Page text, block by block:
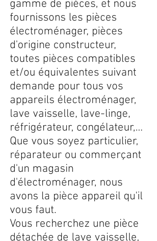
gamme de pièces, et nous
fournissons les pièces
électroménager, pièces
d'origine constructeur,
toutes pièces compatibles
et/ou équivalentes suivant
demande pour tous vos
appareils électroménager,
lave vaisselle, lave-linge,
réfrigérateur, congélateur,...
Que vous soyez particulier,
réparateur ou commerçant
d'un magasin
d'électroménager, nous
avons la pièce appareil qu'il
vous faut.
Vous recherchez une pièce
détachée de lave vaisselle,